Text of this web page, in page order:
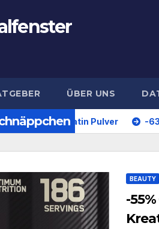
ÜBER UNS
Kreatin Pulver -63% EA
BEAUTY
-